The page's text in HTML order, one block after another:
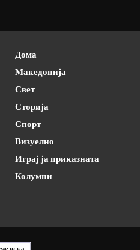
Дома
Македонија
Свет
Сторија
Спорт
Визуелно
Играј ја приказната
Колумни